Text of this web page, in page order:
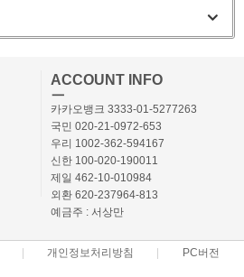
ACCOUNT INFO
ㅡ
카카오뱅크 3333-01-5277263
국민 020-21-0972-653
우리 1002-362-594167
신한 100-020-190011
제일 462-10-010984
외환 620-237964-813
예금주 : 서상만
개인정보처리방침 PC버전